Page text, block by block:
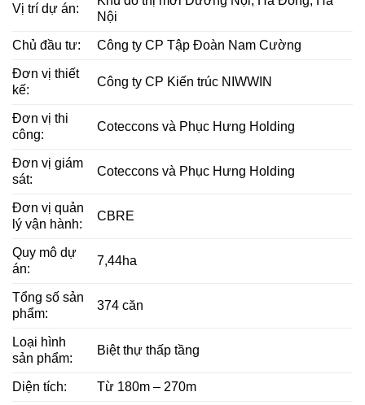
Vị trí dự án:
Nội
Chủ đầu tư: Công ty CP Tập Đoàn Nam Cường
Đơn vị thiết
kế:
Công ty CP Kiến trúc NIWWIN
Đơn vị thi
công:
Coteccons và Phục Hưng Holding
Đơn vị giám
sát:
Coteccons và Phục Hưng Holding
Đơn vị quản
lý vận hành:
CBRE
Quy mô dự
án:
7,44ha
Tổng số sản
phẩm:
374 căn
Loại hình
sản phẩm:
Biệt thự thấp tầng
Diện tích: Từ 180m – 270m